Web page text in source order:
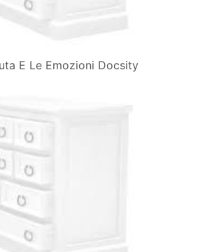
E Le Emozioni Docsity